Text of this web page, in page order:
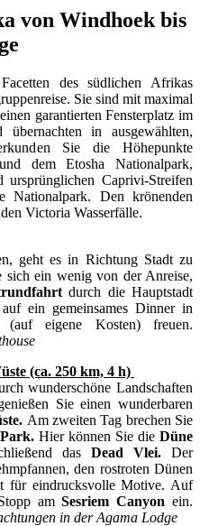
von Windhoek bis
des südlichen Afrikas
Sie sind mit maximal
garantierten Fensterplatz im
übernachten in ausgewählten,
Sie die Höhepunkte
dem Etosha Nationalpark,
ursprünglichen Caprivi-Streifen
Den krönenden
Victoria Wasserfälle.
geht es in Richtung Stadt zu
ein wenig von der Anreise,
durch die Hauptstadt
ein gemeinsames Dinner in
(auf eigene Kosten) freuen.
(ca. 250 km, 4 h)
wunderschöne Landschaften
Sie einen wunderbaren
Am zweiten Tag brechen Sie
Hier können Sie die Düne
das Dead Vlei. Der
den rostroten Dünen
für eindrucksvolle Motive. Auf
amSesriem Canyon ein.
in der Agama Lodge